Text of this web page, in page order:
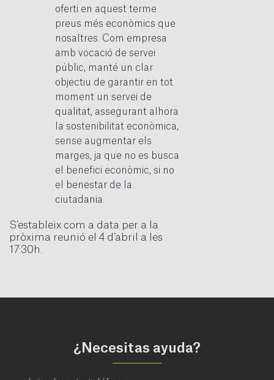
oferti en aquest terme
preus més econòmics que
nosaltres. Com empresa
amb vocació de servei
públic, manté un clar
objectiu de garantir en tot
moment un servei de
qualitat, assegurant alhora
la sostenibilitat econòmica,
sense augmentar els
marges, ja que no es busca
el benefici econòmic, si no
el benestar de la
ciutadania.
S’estableix com a data per a la
pròxima reunió el 4 d’abril a les
17:30h.
¿Necesitas ayuda?